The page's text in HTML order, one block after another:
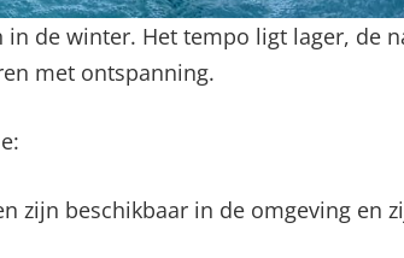
de winter. Het tempo ligt lager, de
met ontspanning.
zijn beschikbaar in de omgeving en